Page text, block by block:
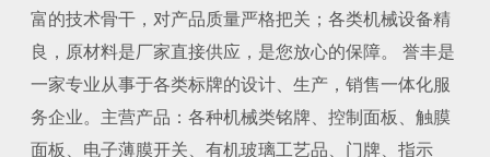
富的技术骨干，对产品质量严格把关；各类机械设备精
良，原材料是厂家直接供应，是您放心的保障。 誉丰是
一家专业从事于各类标牌的设计、生产，销售一体化服
务企业。主营产品：各种机械类铭牌、控制面板、触膜
面板、电子薄膜开关、有机玻璃工艺品、门牌、指示